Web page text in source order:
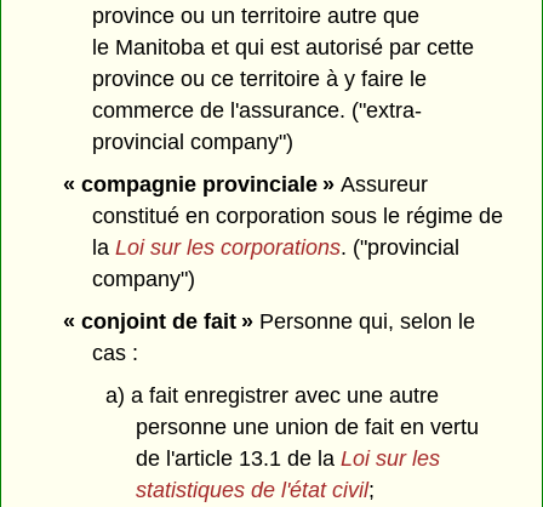
province ou un territoire autre que
le Manitoba et qui est autorisé par cette
province ou ce territoire à y faire le
commerce de l'assurance. ("extra-
provincial company")
« compagnie provinciale »Assureur
constitué en corporation sous le régime de
laLoi sur les corporations. ("provincial
company")
« conjoint de fait »Personne qui, selon le
cas :
a) a fait enregistrer avec une autre
personne une union de fait en vertu
de l'article 13.1 de la Loi sur les
statistiques de l'état civil;